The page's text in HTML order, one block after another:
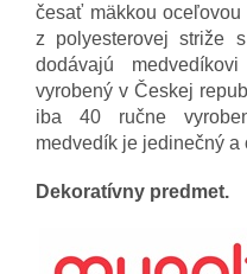
česať mäkkou
z polyesterovej striže
dodávajú
vyrobený v Českej
iba 40 ručne
medvedík je jedinečný a
Dekoratívny predmet.